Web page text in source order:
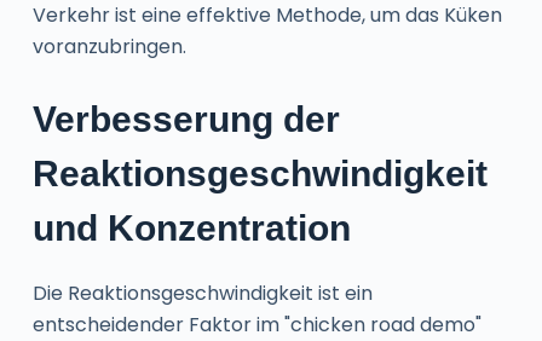
Verkehr ist eine effektive Methode, um das Küken
voranzubringen.
Verbesserung der
Reaktionsgeschwindigkeit
und Konzentration
Die Reaktionsgeschwindigkeit ist ein
entscheidender Faktor im "chicken road demo"